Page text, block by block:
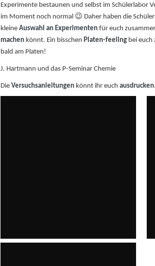
Experimente bestaunen und selbst im Schülerlabor
im Moment noch normal 😉 Daher haben die
kleine Auswahl an Experimentenfür euch
machenkönnt. Ein bisschen Platen-feelingbei euch
bald am Platen!
J. Hartmann und das P-Seminar Chemie
Die Versuchsanleitungenkönnt ihr euch ausdrucken